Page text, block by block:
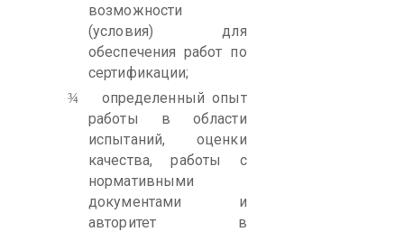
возможности
(условия) для
обеспечения работ по
сертификации;
¾
определенный опыт
работы в области
испытаний, оценки
качества, работы с
нормативными
документами и
авторитет в